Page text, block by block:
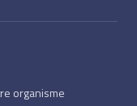
organisme